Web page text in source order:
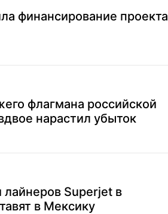
финансирование проекта
флагмана российской
нарастил убыток
Superjet в
в Мексику